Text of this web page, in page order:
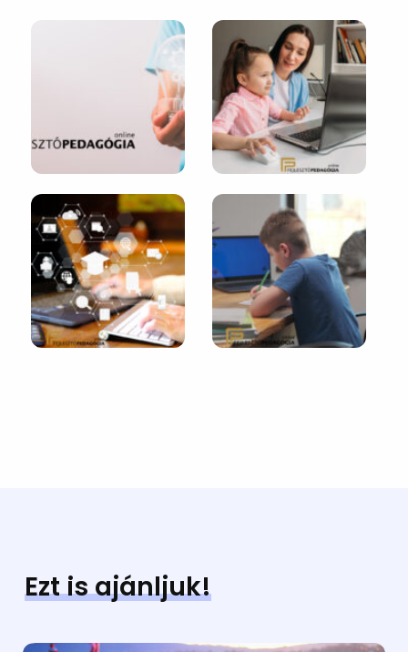
Ezt is ajánljuk!